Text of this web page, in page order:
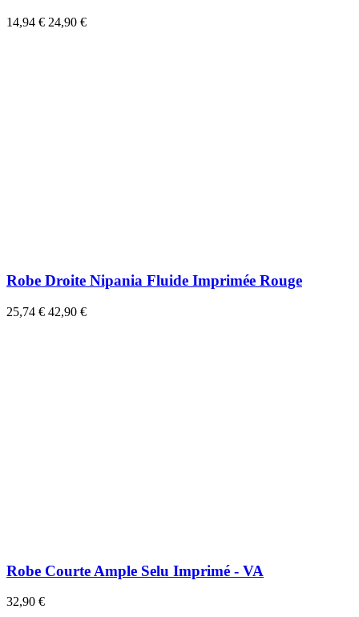
14,94 € 24,90 €
Robe Droite Nipania Fluide Imprimée Rouge
25,74 € 42,90 €
Robe Courte Ample Selu Imprimé - VA
32,90 €